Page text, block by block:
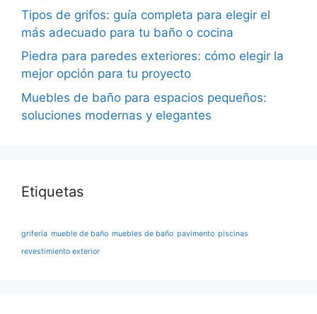
Tipos de grifos: guía completa para elegir el
más adecuado para tu baño o cocina
Piedra para paredes exteriores: cómo elegir la
mejor opción para tu proyecto
Muebles de baño para espacios pequeños:
soluciones modernas y elegantes
Etiquetas
grifería mueble de baño muebles de baño pavimento piscinas
revestimiento exterior